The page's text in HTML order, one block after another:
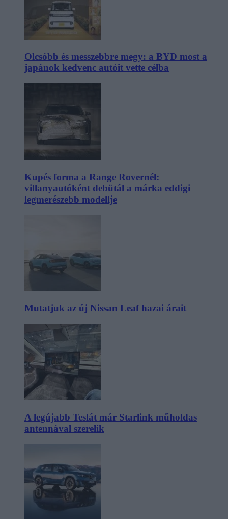
Olcsóbb és messzebbre megy: a BYD most a
japánok kedvenc autóit vette célba
Kupés forma a Range Rovernél:
villanyautóként debütál a márka eddigi
legmerészebb modellje
Mutatjuk az új Nissan Leaf hazai árait
A legújabb Teslát már Starlink műholdas
antennával szerelik